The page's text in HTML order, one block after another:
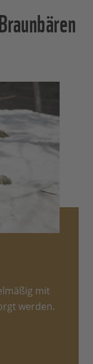
mit
werden.